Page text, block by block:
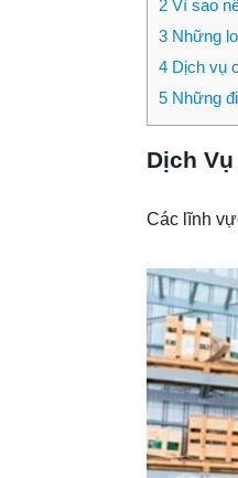
2 Vì sao
3 Những
4 Dịch vụ
5 Những
Dịch
Các lĩnh